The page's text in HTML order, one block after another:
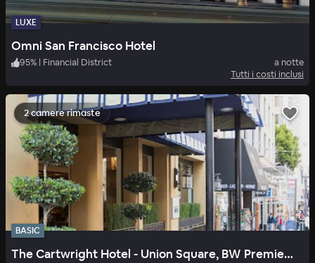
LUXE
Omni San Francisco Hotel
95% | Financial District
a notte
Tutti i costi inclusi
2 camere rimaste
BASIC
The Cartwright Hotel - Union Square, BW Premier Collection